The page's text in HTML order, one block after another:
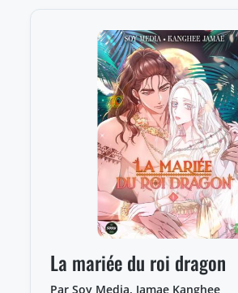
La mariée du roi dragon
Par Soy Media, Jamae Kanghee